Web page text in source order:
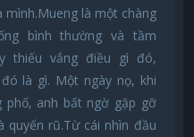
là một chàng
bình thường và tầm
thiếu vắng điều gì đó,
là gì. Một ngày nọ, khi
anh bất ngờ gặp gỡ
quyến rũ.Từ cái nhìn đầu